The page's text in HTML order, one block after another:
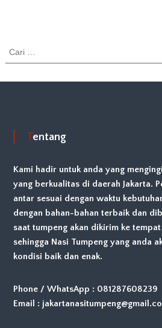
Tentang
Kami hadir untuk anda yang
yang berkualitas di daerah Jakarta.
antar sesuai dengan waktu
dengan bahan-bahan terbaik dan
saat tumpeng akan dikirim ke
sehingga Nasi Tumpeng yang anda
kondisi baik dan enak.
Phone / WhatsApp : 081287608239
Email :